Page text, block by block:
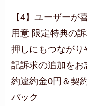
【4】ユーザーが
用意 限定特典の
押しにもつなが
記訴求の追加を
約違約金0円＆契
バック